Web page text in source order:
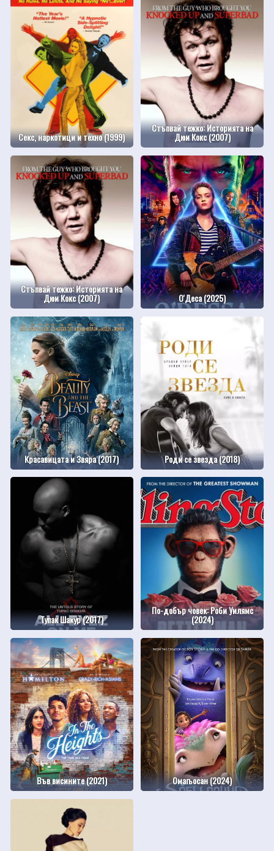
Секс, наркотици и техно (1999)
Стъпвай тежко: Историята на
Дюи Кокс (2007)
Стъпвай тежко: Историята на
Дюи Кокс (2007) О'Деса (2025)
Красавицата и Звяра (2017) Роди се звезда (2018)
Тупак Шакур (2017)
По-добър човек: Роби Уилямс
(2024)
Във висините (2021) Омагьосан (2024)